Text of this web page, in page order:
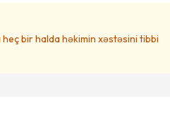
heç bir halda həkimin xəstəsini tibbi